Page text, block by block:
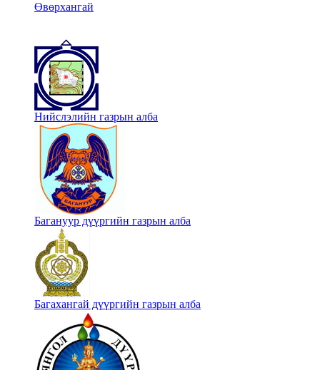
Өвөрхангай
Нийслэлийн газрын алба
Багануур дүүргийн газрын алба
Багахангай дүүргийн газрын алба